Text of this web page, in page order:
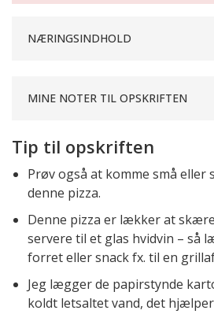
NÆRINGSINDHOLD
MINE NOTER TIL OPSKRIFTEN
Tip til opskriften
Prøv også at komme små eller
denne pizza.
Denne pizza er lækker at
servere til et glas hvidvin – så
forret eller snack fx. til en
Jeg lægger de papirstynde
koldt letsaltet vand, det